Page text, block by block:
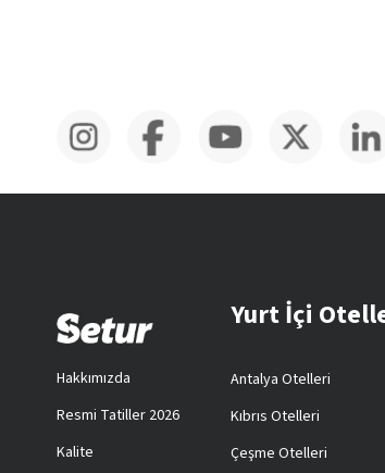
Hakkımızda
Resmi Tatiller 2026
Kalite
Yurt İçi
Antalya Otelleri
Kıbrıs Otelleri
Çeşme Otelleri